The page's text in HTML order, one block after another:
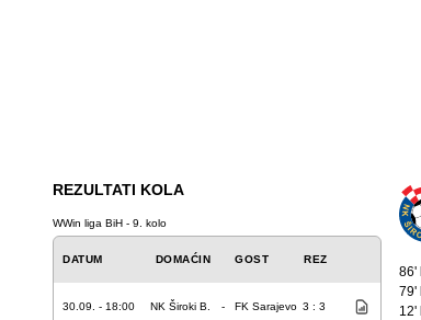
REZULTATI KOLA
WWin liga BiH - 9. kolo
DATUM DOMAĆIN GOST REZ
30.09. - 18:00 NK Široki B. - FK Sarajevo 3 : 3
86'
79'
12'